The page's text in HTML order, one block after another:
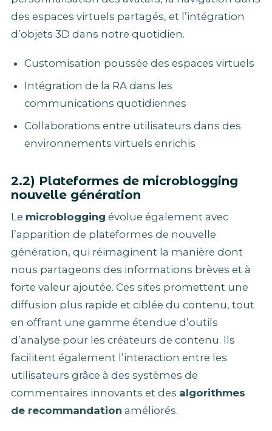
des espaces virtuels partagés, et l’intégration
d’objets 3D dans notre quotidien.
Customisation poussée des espaces virtuels
Intégration de la RA dans les
communications quotidiennes
Collaborations entre utilisateurs dans des
environnements virtuels enrichis
2.2) Plateformes de microblogging
nouvelle génération
Le microblogging évolue également avec
l’apparition de plateformes de nouvelle
génération, qui réimaginent la manière dont
nous partageons des informations brèves et à
forte valeur ajoutée. Ces sites promettent une
diffusion plus rapide et ciblée du contenu, tout
en offrant une gamme étendue d’outils
d’analyse pour les créateurs de contenu. Ils
facilitent également l’interaction entre les
utilisateurs grâce à des systèmes de
commentaires innovants et des algorithmes
de recommandation améliorés.